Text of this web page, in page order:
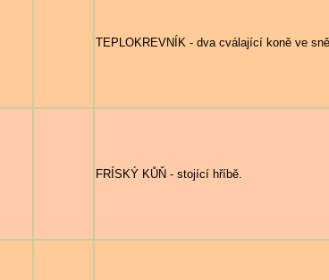
TEPLOKREVNÍK - dva cválající koně ve
FRÍSKÝ KŮŇ - stojící hříbě.